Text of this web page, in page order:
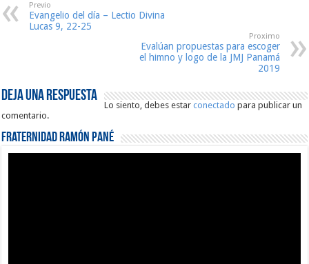
Previo
Evangelio del día – Lectio Divina
Lucas 9, 22-25
Proximo
Evalúan propuestas para escoger
el himno y logo de la JMJ Panamá
2019
Deja una respuesta
Lo siento, debes estarconectado para publicar un
comentario.
Fraternidad Ramón Pané